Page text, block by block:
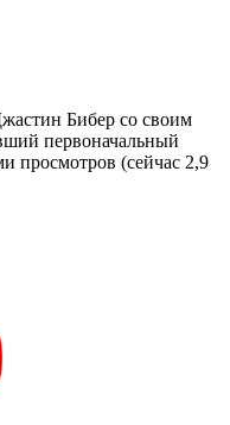
Бибер со своим
первоначальный
просмотров (сейчас 2,9